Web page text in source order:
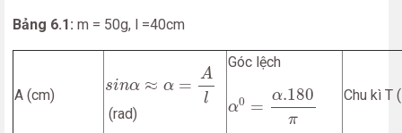
Bảng 6.1: m = 50g, l =40cm
A (cm)
sinα ≈ α =
A
l
(rad)
Góc lệch
α0 =
α.180
π
.180π Chu kì T